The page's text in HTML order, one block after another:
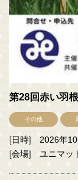
第28回赤い羽
その他
[日時] 2026年10
[会場] ユニマッ